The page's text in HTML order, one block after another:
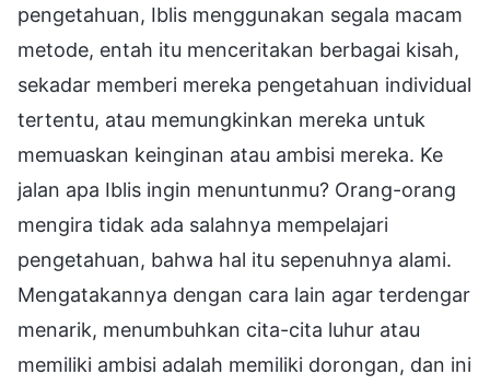
pengetahuan, Iblis menggunakan segala macam
metode, entah itu menceritakan berbagai kisah,
sekadar memberi mereka pengetahuan individual
tertentu, atau memungkinkan mereka untuk
memuaskan keinginan atau ambisi mereka. Ke
jalan apa Iblis ingin menuntunmu? Orang-orang
mengira tidak ada salahnya mempelajari
pengetahuan, bahwa hal itu sepenuhnya alami.
Mengatakannya dengan cara lain agar terdengar
menarik, menumbuhkan cita-cita luhur atau
memiliki ambisi adalah memiliki dorongan, dan ini